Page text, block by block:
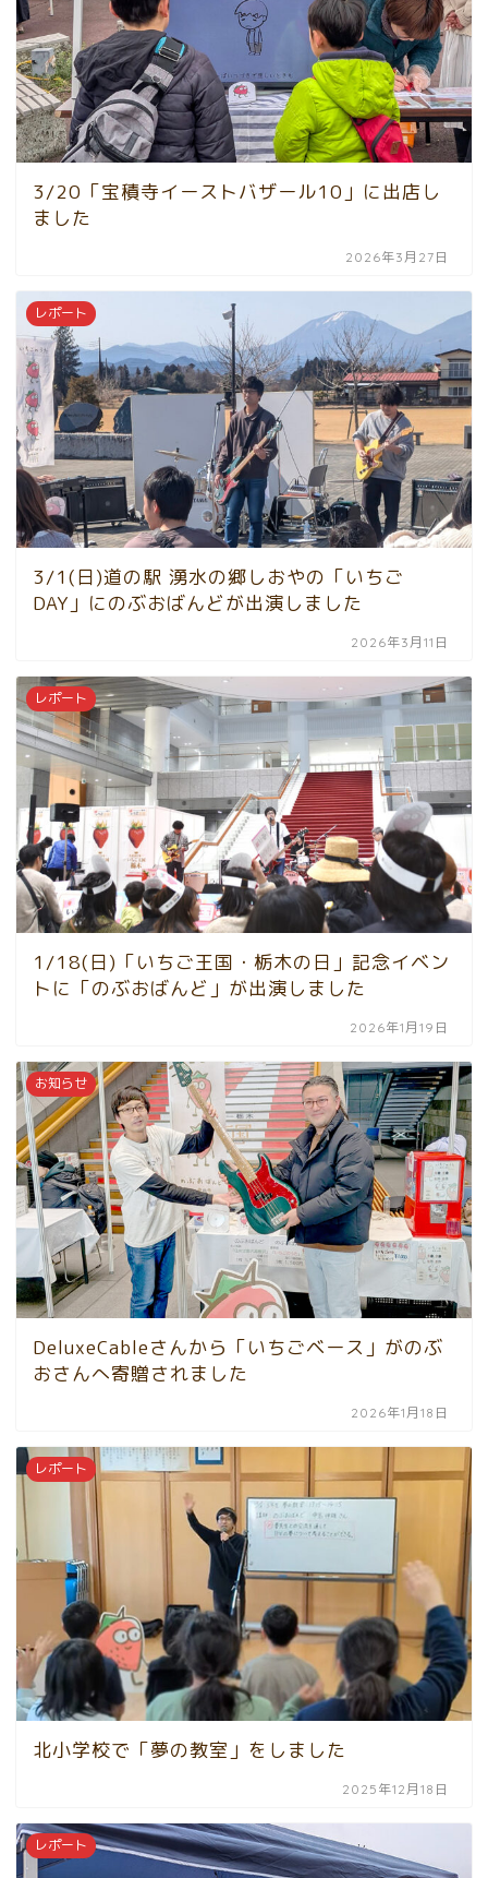
3/20「宝積寺イーストバザール10」に出店し
ました
2026年3月27日
レポート
3/1(日)道の駅 湧水の郷しおやの「いちご
DAY」にのぶおばんどが出演しました
2026年3月11日
レポート
1/18(日)「いちご王国・栃木の日」記念イベン
トに「のぶおばんど」が出演しました
2026年1月19日
お知らせ
DeluxeCableさんから「いちごベース」がのぶ
おさんへ寄贈されました
2026年1月18日
レポート
北小学校で「夢の教室」をしました
2025年12月18日
レポート